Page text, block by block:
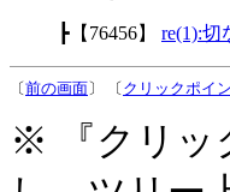
┣【76456】 re(1):切
〔前の画面〕 〔 クリックポイ
※ 『クリッ